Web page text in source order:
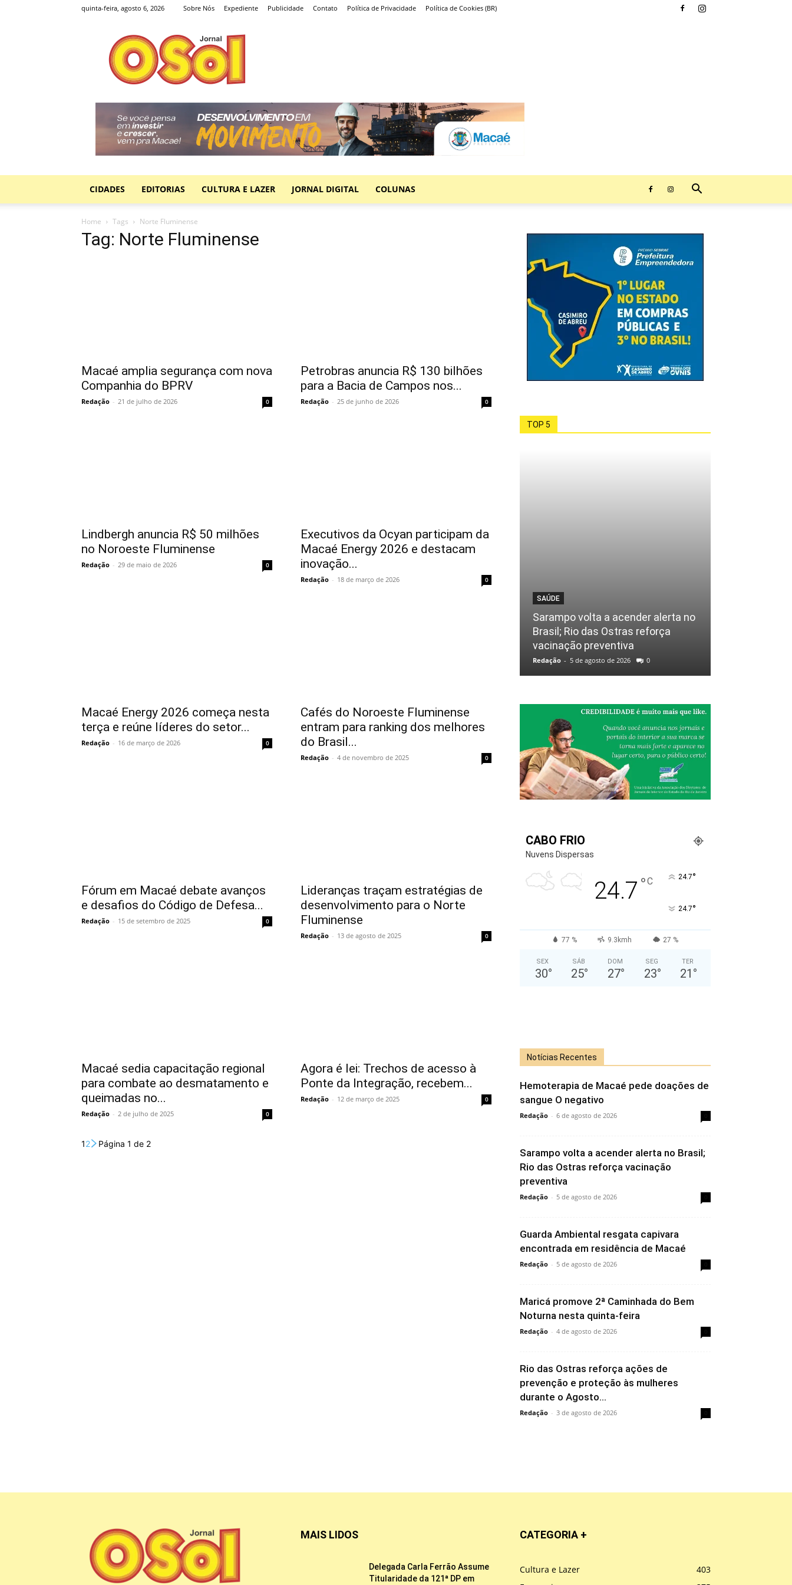
quinta-feira, agosto 6, 2026 Sobre Nós Expediente Publicidade Contato Política de Privacidade Política de Cookies (BR)
Jornal
O
Sol
CIDADES EDITORIAS CULTURA E LAZER JORNAL DIGITAL COLUNAS
Home Tags Norte Fluminense
Tag: Norte Fluminense
Macaé amplia segurança com nova
Companhia do BPRV
Redação - 21 de julho de 2026 0
Petrobras anuncia R$ 130 bilhões
para a Bacia de Campos nos...
Redação - 25 de junho de 2026 0
Lindbergh anuncia R$ 50 milhões
no Noroeste Fluminense
Redação - 29 de maio de 2026 0
Executivos da Ocyan participam da
Macaé Energy 2026 e destacam
inovação...
Redação - 18 de março de 2026 0
Macaé Energy 2026 começa nesta
terça e reúne líderes do setor...
Redação - 16 de março de 2026 0
Cafés do Noroeste Fluminense
entram para ranking dos melhores
do Brasil...
Redação - 4 de novembro de 2025 0
Fórum em Macaé debate avanços
e desafios do Código de Defesa...
Redação - 15 de setembro de 2025 0
Lideranças traçam estratégias de
desenvolvimento para o Norte
Fluminense
Redação - 13 de agosto de 2025 0
Macaé sedia capacitação regional
para combate ao desmatamento e
queimadas no...
Redação - 2 de julho de 2025 0
Agora é lei: Trechos de acesso à
Ponte da Integração, recebem...
Redação - 12 de março de 2025 0
12 Página 1 de 2
TOP 5
SAÚDE
Sarampo volta a acender alerta no
Brasil; Rio das Ostras reforça
vacinação preventiva
Redação - 5 de agosto de 2026 0
CABO FRIO
Nuvens Dispersas
24.7 °C 24.7°
24.7°
77 % 9.3kmh 27 %
SEX
30°
SÁB
25°
DOM
27°
SEG
23°
TER
21 °
Notícias Recentes
Hemoterapia de Macaé pede doações de
sangue O negativo
Redação - 6 de agosto de 2026
Sarampo volta a acender alerta no Brasil;
Rio das Ostras reforça vacinação
preventiva
Redação - 5 de agosto de 2026
Guarda Ambiental resgata capivara
encontrada em residência de Macaé
Redação - 5 de agosto de 2026
Maricá promove 2ª Caminhada do Bem
Noturna nesta quinta-feira
Redação - 4 de agosto de 2026
Rio das Ostras reforça ações de
prevenção e proteção às mulheres
durante o Agosto...
Redação - 3 de agosto de 2026
MAIS LIDOS
Delegada Carla Ferrão Assume
Titularidade da 121ª DP em
CATEGORIA +
Cultura e Lazer
403